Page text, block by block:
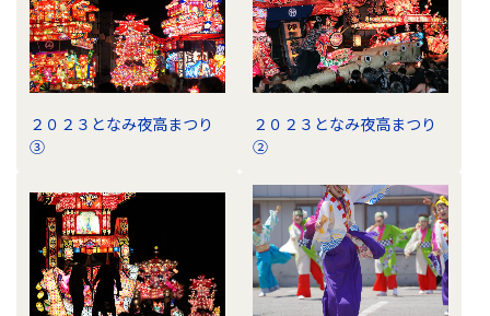
２０２３となみ夜高まつり
③
２０２３となみ夜高まつり
②